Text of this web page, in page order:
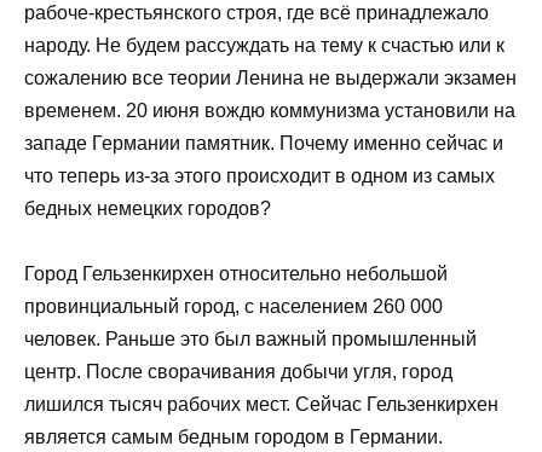
рабоче-крестьянского строя, где всё принадлежало
народу. Не будем рассуждать на тему к счастью или к
сожалению все теории Ленина не выдержали экзамен
временем. 20 июня вождю коммунизма установили на
западе Германии памятник. Почему именно сейчас и
что теперь из-за этого происходит в одном из самых
бедных немецких городов?
Город Гельзенкирхен относительно небольшой
провинциальный город, с населением 260 000
человек. Раньше это был важный промышленный
центр. После сворачивания добычи угля, город
лишился тысяч рабочих мест. Сейчас Гельзенкирхен
является самым бедным городом в Германии.